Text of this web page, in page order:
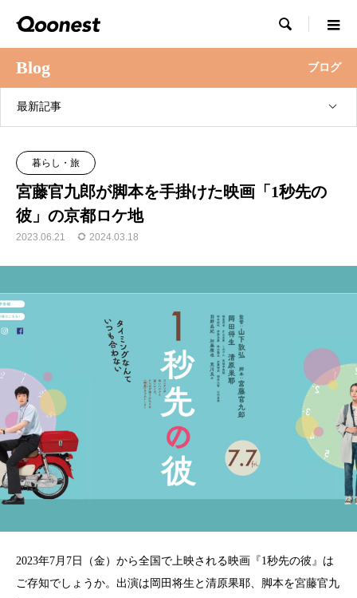

Blog ブログ
最新記事
暮らし・旅
宮藤官九郎が脚本を手掛けた映画「1秒先の
彼」の京都ロケ地
2023.06.21 2024.03.18
2023年7月7日（金）から全国で上映される映画『1秒先の彼』は
ご存知でしょうか。出演は岡田将生と清原果耶、脚本を宮藤官九